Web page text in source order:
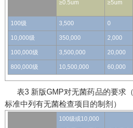
≥0.5um ≥5um
100级 3,500 0
10,000级 350,000 2,000
100,000级 3,500,000 20,000
800,000级 10,500,000 60,000
表3 新版GMP对无菌药品的要求
标准中列有无菌检查项目的制剂）
100级或10,000